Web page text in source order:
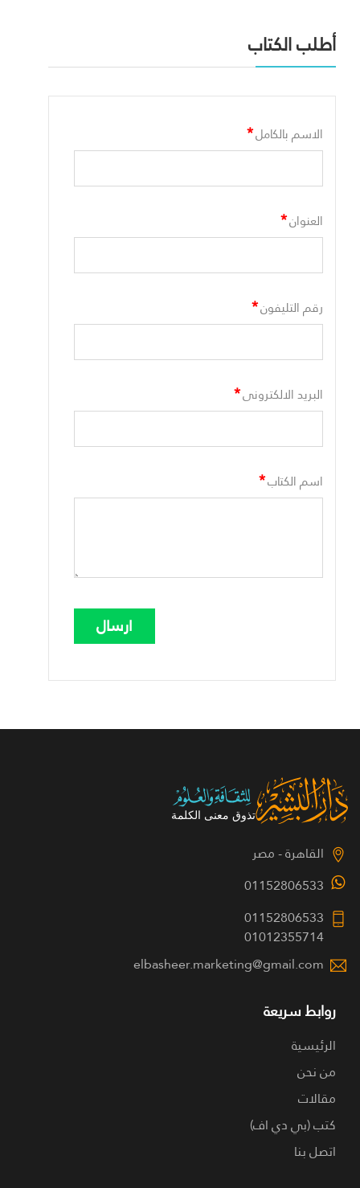
أطلب الكتاب
الاسم بالكامل*
العنوان*
رقم التليفون*
البريد الالكترونى*
اسم الكتاب*
القاهرة - مصر
01152806533
01152806533
01012355714
elbasheer.marketing@gmail.com
روابط سريعة
الرئيسية
من نحن
مقالات
كتب (بي دي اف)
اتصل بنا